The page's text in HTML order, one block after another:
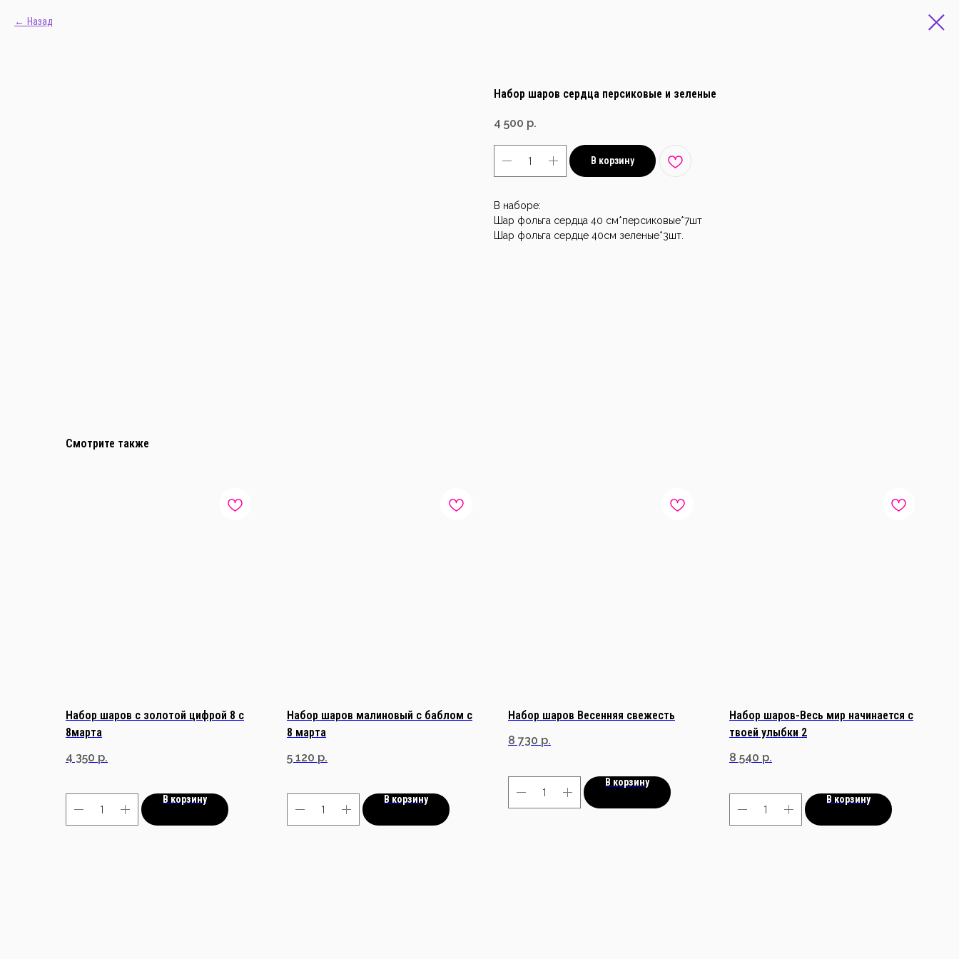
Назад
Набор шаров сердца персиковые и зеленые
4 500 р.
В корзину
В наборе:
Шар фольга сердца 40 см*персиковые*7шт
Шар фольга сердце 40см зеленые*3шт.
Смотрите также
Набор шаров с золотой цифрой 8 с
8марта
4 350 р.
В корзину
Набор шаров малиновый с баблом с
8 марта
5 120 р.
В корзину
Набор шаров Весенняя свежесть
8 730 р.
В корзину
Набор шаров-Весь мир начинается с
твоей улыбки 2
8 540 р.
В корзину